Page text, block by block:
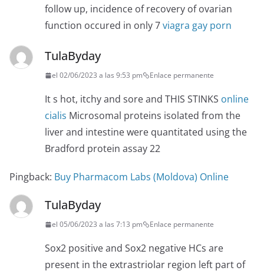
follow up, incidence of recovery of ovarian
function occured in only 7viagra gay porn
TulaByday
el 02/06/2023 a las 9:53 pm Enlace permanente
It s hot, itchy and sore and THIS STINKS online
cialis Microsomal proteins isolated from the
liver and intestine were quantitated using the
Bradford protein assay 22
Pingback: Buy Pharmacom Labs (Moldova) Online
TulaByday
el 05/06/2023 a las 7:13 pm Enlace permanente
Sox2 positive and Sox2 negative HCs are
present in the extrastriolar region left part of